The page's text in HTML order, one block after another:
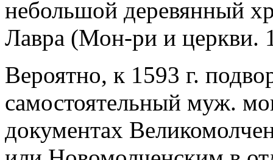
небольшой деревянный
Лавра (Мон-ри и
Вероятно, к 1593 г.
самостоятельный муж.
документах